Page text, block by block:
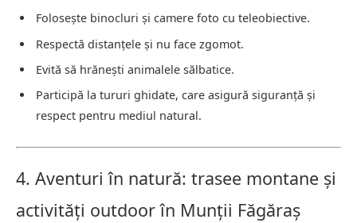
Folosește binocluri și camere foto cu teleobiective.
Respectă distanțele și nu face zgomot.
Evită să hrănești animalele sălbatice.
Participă la tururi ghidate, care asigură siguranță și
respect pentru mediul natural.
4. Aventuri în natură: trasee montane și
activități outdoor în Munții Făgăraș